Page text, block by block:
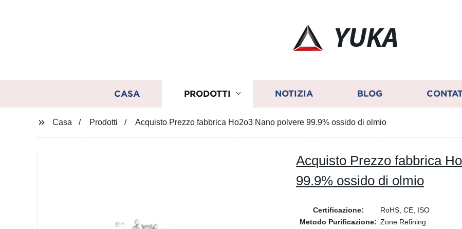
YUKA
CASA PRODOTTI NOTIZIA BLOG
Casa Prodotti Acquisto Prezzo fabbrica Ho2o3 Nano polvere 99.9% ossido di olmio
Acquisto Prezzo fabbrica
99.9% ossido di olmio
Certificazione:
RoHS, CE, ISO
Metodo Purificazione: Zone Refining